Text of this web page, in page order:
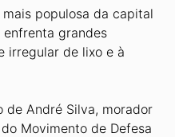
populosa da capital
enfrenta gran­des
irregular de lixo e à
de André Silva, morador
Movi­mento de Defesa